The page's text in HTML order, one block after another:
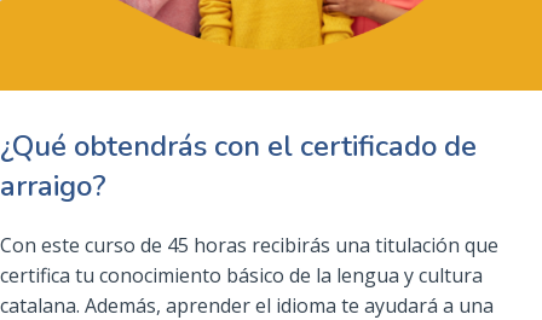
¿Qué obtendrás con el certificado de
arraigo?
Con este curso de 45 horas recibirás una titulación que
certifica tu conocimiento básico de la lengua y cultura
catalana. Además, aprender el idioma te ayudará a una